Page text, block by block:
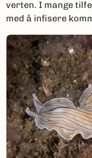
verten. I mange
med å infisere